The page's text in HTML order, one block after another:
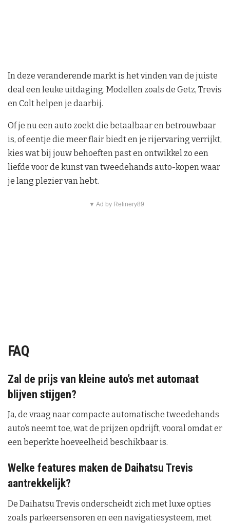
In deze veranderende markt is het vinden van de juiste
deal een leuke uitdaging. Modellen zoals de Getz, Trevis
en Colt helpen je daarbij.
Of je nu een auto zoekt die betaalbaar en betrouwbaar
is, of eentje die meer flair biedt en je rijervaring verrijkt,
kies wat bij jouw behoeften past en ontwikkel zo een
liefde voor de kunst van tweedehands auto-kopen waar
je lang plezier van hebt.
▼ Ad by Refinery89
FAQ
Zal de prijs van kleine auto’s met automaat
blijven stijgen?
Ja, de vraag naar compacte automatische tweedehands
auto’s neemt toe, wat de prijzen opdrijft, vooral omdat er
een beperkte hoeveelheid beschikbaar is.
Welke features maken de Daihatsu Trevis
aantrekkelijk?
De Daihatsu Trevis onderscheidt zich met luxe opties
zoals parkeersensoren en een navigatiesysteem, met